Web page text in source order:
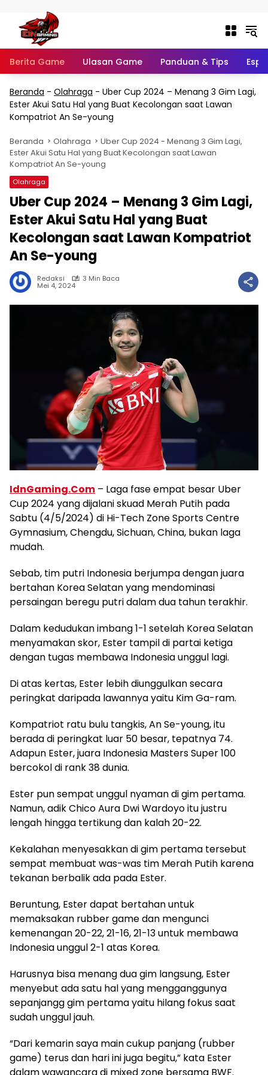
Berita Game Ulasan Game Panduan & Tips
Beranda - Olahraga - Uber Cup 2024 – Menang 3 Gim Lagi,
Ester Akui Satu Hal yang Buat Kecolongan saat Lawan
Kompatriot An Se-young
Beranda Olahraga
Uber Cup 2024 - Menang 3 Gim Lagi,
Ester Akui Satu Hal yang Buat Kecolongan saat Lawan
Kompatriot An Se-young
Olahraga
Uber Cup 2024 – Menang 3 Gim Lagi,
Ester Akui Satu Hal yang Buat
Kecolongan saat Lawan Kompatriot
An Se-young
Redaksi 3 Min Baca
Mei 4, 2024
IdnGaming.Com – Laga fase empat besar Uber
Cup 2024 yang dijalani skuad Merah Putih pada
Sabtu (4/5/2024) di Hi-Tech Zone Sports Centre
Gymnasium, Chengdu, Sichuan, China, bukan laga
mudah.
Sebab, tim putri Indonesia berjumpa dengan juara
bertahan Korea Selatan yang mendominasi
persaingan beregu putri dalam dua tahun terakhir.
Dalam kedudukan imbang 1-1 setelah Korea Selatan
menyamakan skor, Ester tampil di partai ketiga
dengan tugas membawa Indonesia unggul lagi.
Di atas kertas, Ester lebih diunggulkan secara
peringkat daripada lawannya yaitu Kim Ga-ram.
Kompatriot ratu bulu tangkis, An Se-young, itu
berada di peringkat luar 50 besar, tepatnya 74.
Adapun Ester, juara Indonesia Masters Super 100
bercokol di rank 38 dunia.
Ester pun sempat unggul nyaman di gim pertama.
Namun, adik Chico Aura Dwi Wardoyo itu justru
lengah hingga tertikung dan kalah 20-22.
Kekalahan menyesakkan di gim pertama tersebut
sempat membuat was-was tim Merah Putih karena
tekanan berbalik ada pada Ester.
Beruntung, Ester dapat bertahan untuk
memaksakan rubber game dan mengunci
kemenangan 20-22, 21-16, 21-13 untuk membawa
Indonesia unggul 2-1 atas Korea.
Harusnya bisa menang dua gim langsung, Ester
menyebut ada satu hal yang mengganggunya
sepanjangg gim pertama yaitu hilang fokus saat
sudah unggul jauh.
“Dari kemarin saya main cukup panjang (rubber
game) terus dan hari ini juga begitu,” kata Ester